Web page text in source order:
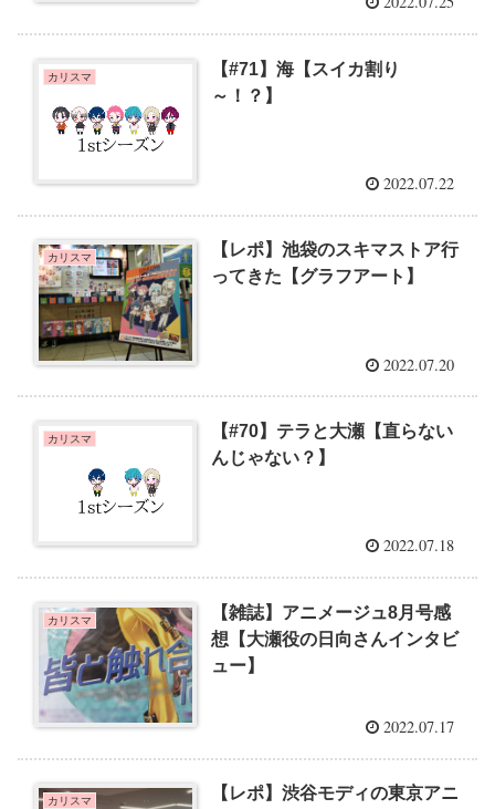
カリスマ
【#71】海【スイカ割り
～！？】
2022.07.22
カリスマ
【レポ】池袋のスキマストア行
ってきた【グラフアート】
2022.07.20
カリスマ
【#70】テラと大瀬【直らない
んじゃない？】
2022.07.18
カリスマ
【雑誌】アニメージュ8月号感
想【大瀬役の日向さんインタビ
ュー】
2022.07.17
カリスマ
【レポ】渋谷モディの東京アニ